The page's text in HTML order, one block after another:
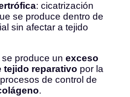
: cicatrización
se produce dentro de
sin afectar a tejido
produce un exceso
tejido reparativo por la
de control de
.